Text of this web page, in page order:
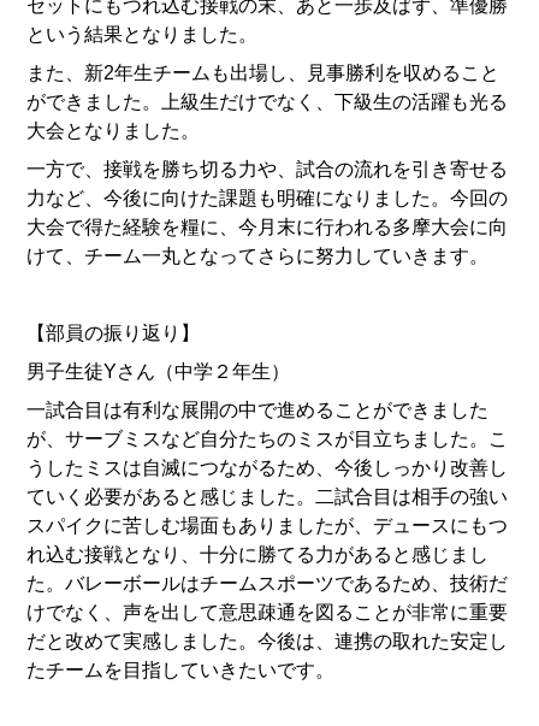
セットにもつれ込む接戦の末、あと一歩及ばず、準優勝
という結果となりました。
また、新2年生チームも出場し、見事勝利を収めること
ができました。上級生だけでなく、下級生の活躍も光る
大会となりました。
一方で、接戦を勝ち切る力や、試合の流れを引き寄せる
力など、今後に向けた課題も明確になりました。今回の
大会で得た経験を糧に、今月末に行われる多摩大会に向
けて、チーム一丸となってさらに努力していきます。
【部員の振り返り】
男子生徒Yさん（中学２年生）
一試合目は有利な展開の中で進めることができました
が、サーブミスなど自分たちのミスが目立ちました。こ
うしたミスは自滅につながるため、今後しっかり改善し
ていく必要があると感じました。二試合目は相手の強い
スパイクに苦しむ場面もありましたが、デュースにもつ
れ込む接戦となり、十分に勝てる力があると感じまし
た。バレーボールはチームスポーツであるため、技術だ
けでなく、声を出して意思疎通を図ることが非常に重要
だと改めて実感しました。今後は、連携の取れた安定し
たチームを目指していきたいです。